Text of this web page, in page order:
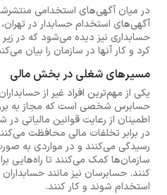
در میان آگهی‌های استخدامی
آگهی‌های استخدام حسابدار در
حسابداری نیز دیده می‌شود که در زیر
کرد و کار آنها در سازمان را بیان
مسیرهای شغلی در بخش مالی
یکی از مهم‌ترین افراد غیر از
حسابرس شخصی است که مجاز به
اطمینان از رعایت قوانین مالیاتی
در برابر تخلفات مالی محافظت
رسیدگی می‌کنند و در مواردی به
سازمان‌ها کمک می‌کنند تا راه‌هایی
کنند. حسابرسان نیز مانند
استخدام شوند و کار کنند.